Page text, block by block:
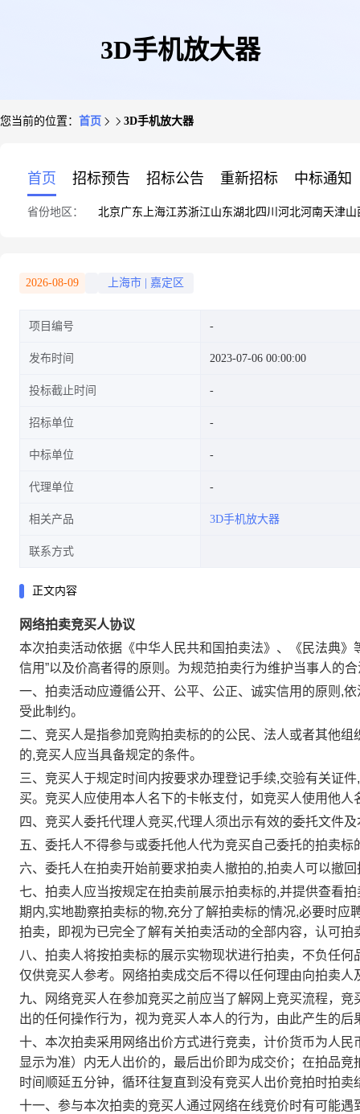
3D手机放大器
您当前的位置： 首页 3D手机放大器
首页 招标预告 招标公告 重新招标 中标通知
省份地区： 北京广东 上海江苏浙江山东湖北四川 河北河南天津山
2026-08-09 上海市 嘉定区
项目编号
发布时间 2023-07-06 00:00:00
投标截止时间
招标单位
中标单位
代理单位
相关产品 3D手机放大器
联系方式
正文内容
网络拍卖竞买人协议
本次拍卖活动依据《中华人民共和国拍卖法》、《民法典
信用”以及价高者得的原则。为规范拍卖行为维护当事人的
一、拍卖活动应遵循公开、公平、公正、诚实信用的原则,
受此制约。
二、竞买人是指参加竞购拍卖标的的公民、法人或者其他
的,竞买人应当具备规定的条件。
三、竞买人于规定时间内按要求办理登记手续,交验有关证
买。竞买人应使用本人名下的卡帐支付，如竞买人使用他
四、竞买人委托代理人竞买,代理人须出示有效的委托文件
五、委托人不得参与或委托他人代为竞买自己委托的拍卖标
六、委托人在拍卖开始前要求拍卖人撤拍的,拍卖人可以撤
七、拍卖人应当按规定在拍卖前展示拍卖标的,并提供查看
期内,实地勘察拍卖标的物,充分了解拍卖标的情况,必要时
拍卖，即视为已完全了解有关拍卖活动的全部内容，认可
八、拍卖人将按拍卖标的展示实物现状进行拍卖，不负任
仅供竞买人参考。网络拍卖成交后不得以任何理由向拍卖
九、网络竞买人在参加竞买之前应当了解网上竞买流程，
出的任何操作行为，视为竞买人本人的行为，由此产生的后
十、本次拍卖采用网络出价方式进行竞卖，计价货币为人
显示为准）内无人出价的，最后出价即为成交价；在拍品
时间顺延五分钟，循环往复直到没有竞买人出价竞拍时拍
十一、参与本次拍卖的竞买人通过网络在线竞价时有可能